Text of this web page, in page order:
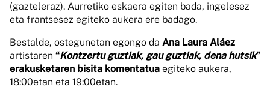
(gazteleraz). Aurretiko eskaera egiten bada, ingelesez
eta frantsesez egiteko aukera ere badago.
Bestalde, ostegunetan egongo da Ana Laura Aláez
artistaren “Kontzertu guztiak, gau guztiak, dena hutsik”
erakusketaren bisita komentatua egiteko aukera,
18:00etan eta 19:00etan.